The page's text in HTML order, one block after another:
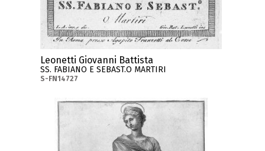
Leonetti Giovanni Battista
SS. FABIANO E SEBAST.O MARTIRI
S-FN14727